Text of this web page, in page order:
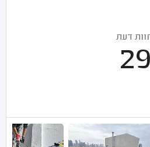
דעת
29